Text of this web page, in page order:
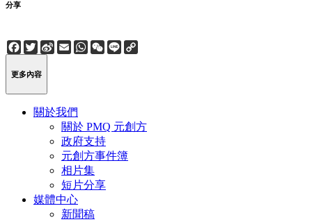
分享
Facebook
Twitter
Sina
Weibo
EmailWhatsApp
WeChat
Line
更多內容
關於我們
關於 PMQ 元創方
政府支持
元創方事件簿
相片集
短片分享
媒體中心
新聞稿